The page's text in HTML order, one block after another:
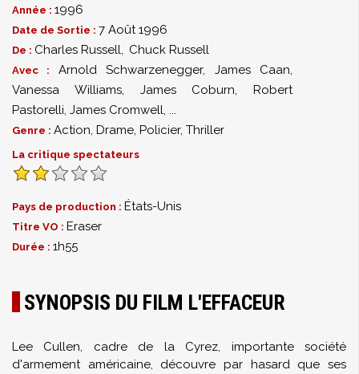
Année : 1996
Date de Sortie : 7 Août 1996
De : Charles Russell, Chuck Russell
Avec : Arnold Schwarzenegger, James Caan,
Vanessa Williams, James Coburn, Robert
Pastorelli, James Cromwell, ...
Genre : Action, Drame, Policier, Thriller
La critique spectateurs
Pays de production : États-Unis
Titre VO : Eraser
Durée : 1h55
SYNOPSIS DU FILM L'EFFACEUR
Lee Cullen, cadre de la Cyrez, importante société
d'armement américaine, découvre par hasard que ses